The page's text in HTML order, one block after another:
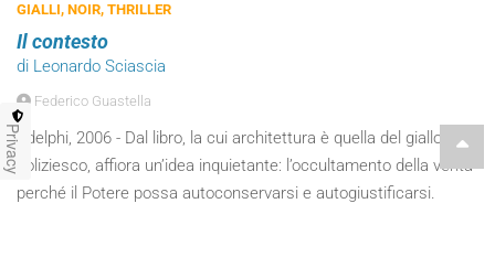
GIALLI, NOIR, THRILLER
Il contesto
di Leonardo Sciascia
Federico Guastella
Adelphi, 2006 - Dal libro, la cui architettura è quella del giallo
poliziesco, affiora un’idea inquietante: l’occultamento della verità
perché il Potere possa autoconservarsi e autogiustificarsi.
Privacy